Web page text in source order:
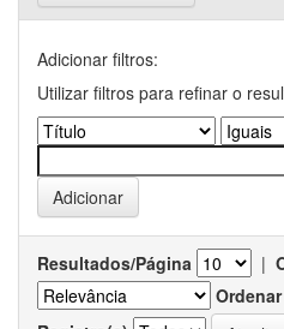
Adicionar filtros:
Utilizar filtros para refinar o
Resultados/Página |
Ordenar